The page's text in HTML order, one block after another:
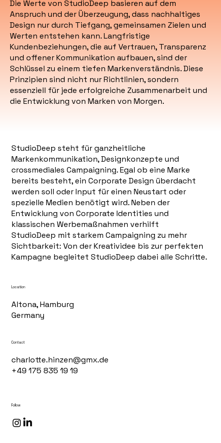
Die Werte von StudioDeep basieren auf dem
Anspruch und der Überzeugung, dass nachhaltiges
Design nur durch Tiefgang, gemeinsamen Zielen und
Werten entstehen kann. Langfristige
Kundenbeziehungen, die auf Vertrauen, Transparenz
und offener Kommunikation aufbauen, sind der
Schlüssel zu einem tiefen Markenverständnis. Diese
Prinzipien sind nicht nur Richtlinien, sondern
essenziell für jede erfolgreiche Zusammenarbeit und
die Entwicklung von Marken von Morgen.
StudioDeep steht für ganzheitliche
Markenkommunikation, Designkonzepte und
crossmediales Campaigning. Egal ob eine Marke
bereits besteht, ein Corporate Design überdacht
werden soll oder Input für einen Neustart oder
spezielle Medien benötigt wird. Neben der
Entwicklung von Corporate Identities und
klassischen Werbemaßnahmen verhilft
StudioDeep mit starkem Campaigning zu mehr
Sichtbarkeit: Von der Kreatividee bis zur perfekten
Kampagne begleitet StudioDeep dabei alle Schritte.
Location
Altona, Hamburg
Germany
Contact
charlotte.hinzen@gmx.de
+49 175 835 19 19
Follow